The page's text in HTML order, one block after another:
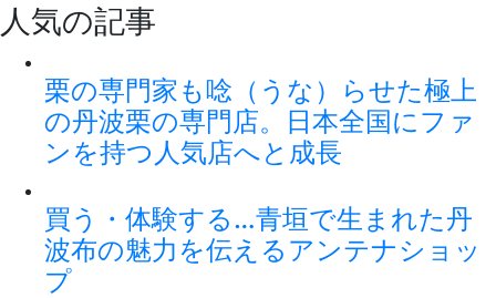
人気の記事
栗の専門家も唸（うな）らせた極上
の丹波栗の専門店。日本全国にファ
ンを持つ人気店へと成長
買う・体験する…青垣で生まれた丹
波布の魅力を伝えるアンテナショッ
プ